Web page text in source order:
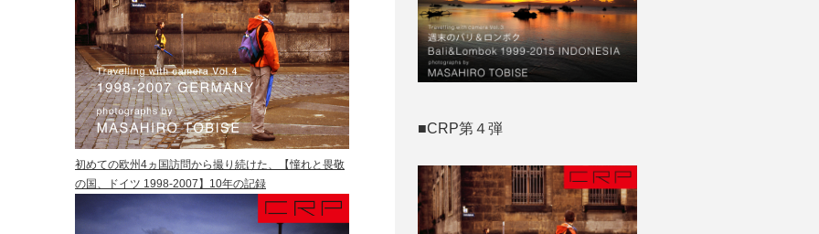
■CRP第４弾
初めての欧州4ヵ国訪問から撮り続けた、【憧れと畏敬
の国、ドイツ 1998-2007】10年の記録